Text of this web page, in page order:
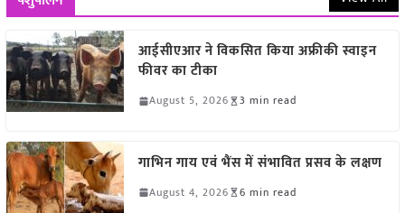
आईसीएआर ने विकसित किया अफ्रीकी स्वाइन
फीवर का टीका
August 5, 2026 3 min read
गाभिन गाय एवं भैंस में संभावित प्रसव के लक्षण
August 4, 2026 6 min read